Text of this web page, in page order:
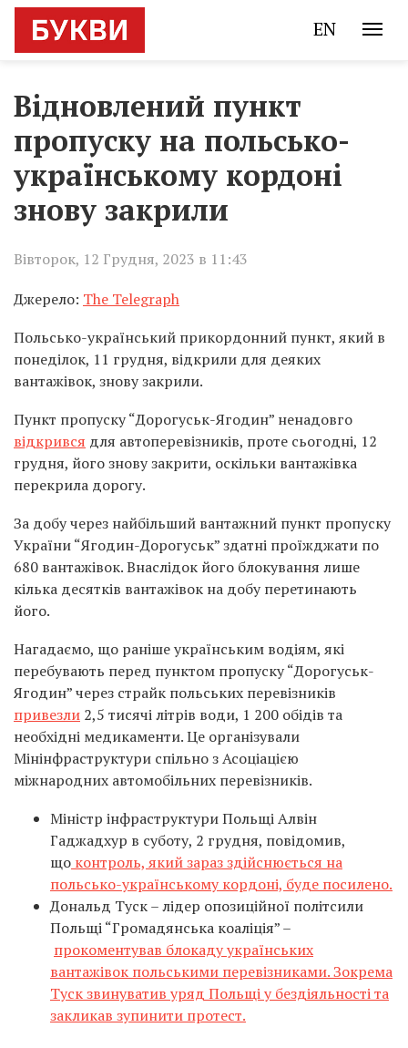
EN
Відновлений пункт
пропуску на польсько-
українському кордоні
знову закрили
Вівторок, 12 Грудня, 2023 в 11:43
Джерело: The Telegraph
Польсько-український прикордонний пункт, який в
понеділок, 11 грудня, відкрили для деяких
вантажівок, знову закрили.
Пункт пропуску “Дорогуськ-Ягодин” ненадовго
відкрився для автоперевізників, проте сьогодні, 12
грудня, його знову закрити, оскільки вантажівка
перекрила дорогу.
За добу через найбільший вантажний пункт пропуску
України “Ягодин-Дорогуськ” здатні проїжджати по
680 вантажівок. Внаслідок його блокування лише
кілька десятків вантажівок на добу перетинають
його.
Нагадаємо, що раніше українським водіям, які
перебувають перед пунктом пропуску “Дорогуськ-
Ягодин” через страйк польських перевізників
привезли 2,5 тисячі літрів води, 1 200 обідів та
необхідні медикаменти. Це організували
Мінінфраструктури спільно з Асоціацією
міжнародних автомобільних перевізників.
Міністр інфраструктури Польщі Алвін
Гаджадхур в суботу, 2 грудня, повідомив,
що контроль, який зараз здійснюється на
польсько-українському кордоні, буде посилено.
Дональд Туск – лідер опозиційної політсили
Польщі “Громадянська коаліція” –
прокоментував блокаду українських
вантажівок польськими перевізниками. Зокрема
Туск звинуватив уряд Польщі у бездіяльності та
закликав зупинити протест.